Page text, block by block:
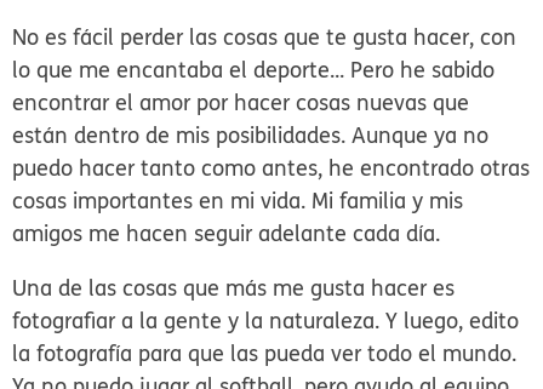
No es fácil perder las cosas que te gusta hacer, con
lo que me encantaba el deporte... Pero he sabido
encontrar el amor por hacer cosas nuevas que
están dentro de mis posibilidades. Aunque ya no
puedo hacer tanto como antes, he encontrado otras
cosas importantes en mi vida. Mi familia y mis
amigos me hacen seguir adelante cada día.
Una de las cosas que más me gusta hacer es
fotografiar a la gente y la naturaleza. Y luego, edito
la fotografía para que las pueda ver todo el mundo.